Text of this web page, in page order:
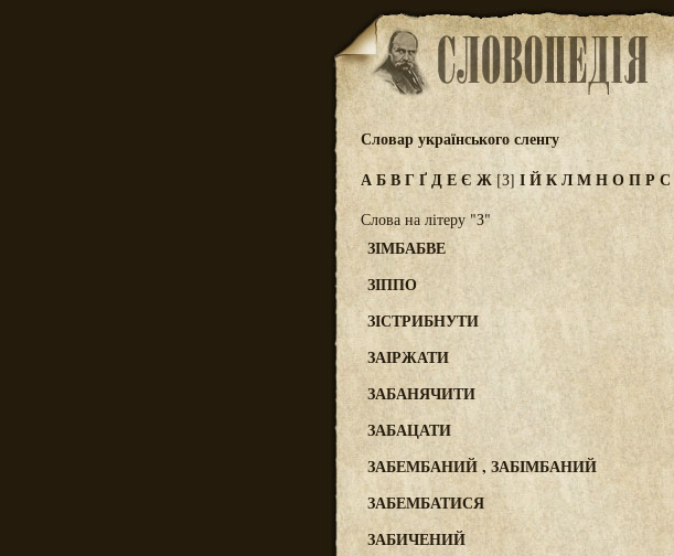
Словар українського сленгу
АБВГҐДЕЄ Ж[З] ІЙКЛМНОПРС
Слова на літеру "З"
ЗІМБАБВЕ
ЗІППО
ЗІСТРИБНУТИ
ЗАІРЖАТИ
ЗАБАНЯЧИТИ
ЗАБАЦАТИ
ЗАБЕМБАНИЙ , ЗАБІМБАНИЙ
ЗАБЕМБАТИСЯ
ЗАБИЧЕНИЙ